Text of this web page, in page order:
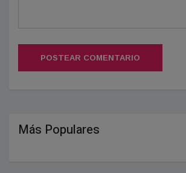
POSTEAR COMENTARIO
Más Populares